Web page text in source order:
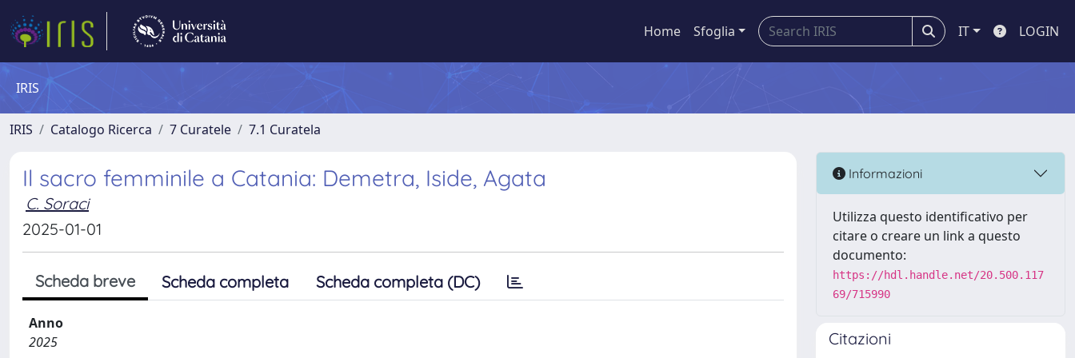
Home Sfoglia IT LOGIN
IRIS
IRIS Catalogo Ricerca 7 Curatele 7.1 Curatela
Il sacro femminile a Catania: Demetra, Iside, Agata
C. Soraci
2025-01-01
Scheda breve Scheda completa Scheda completa (DC)
Anno
2025
Informazioni
Utilizza questo identificativo per
citare o creare un link a questo
documento:
https://hdl.handle.net/20.500.117
69/715990
Citazioni